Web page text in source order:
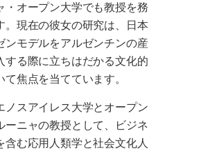
・オープン大学でも教授を務
。現在の彼女の研究は、日本
ンモデルをアルゼンチンの産
する際に立ちはだかる文化的
て焦点を当てています。
ノスアイレス大学とオープン
ーニャの教授として、ビジネ
含む応用人類学と社会文化人